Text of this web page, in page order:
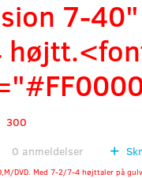
7-
300
0 anmeldelser
DVD. Med 7-2/7-4 højttaler på